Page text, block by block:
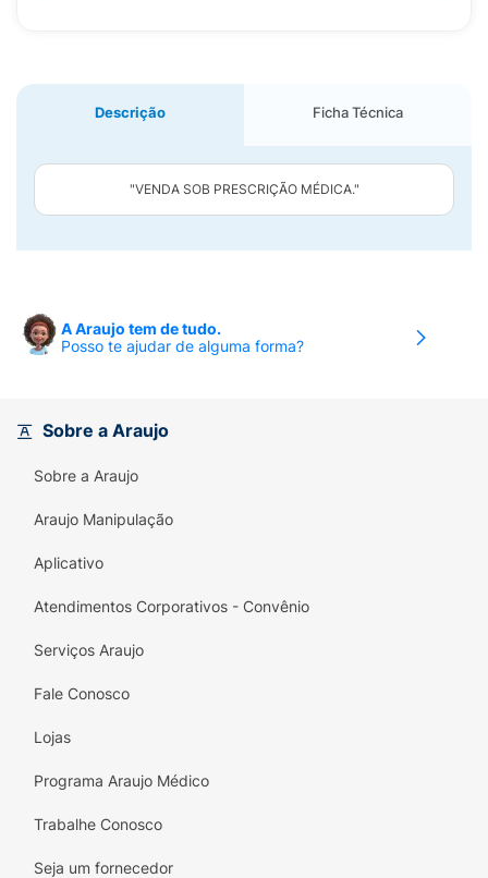
Descrição Ficha Técnica
"VENDA SOB PRESCRIÇÃO MÉDICA."
A Araujo tem de tudo.
Posso te ajudar de alguma forma?
Sobre a Araujo
Sobre a Araujo
Araujo Manipulação
Aplicativo
Atendimentos Corporativos - Convênio
Serviços Araujo
Fale Conosco
Lojas
Programa Araujo Médico
Trabalhe Conosco
Seja um fornecedor